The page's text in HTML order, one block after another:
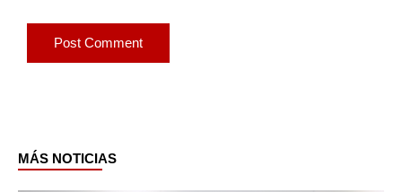
MÁS NOTICIAS